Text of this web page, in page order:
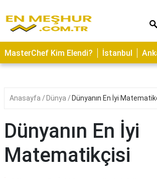
ASTROLOJİ
SAĞLIK
YERLER
BAKIMI
MasterChef Kim Elendi? İstanbul
Anasayfa Dünya Dünyanın En İyi
Dünyanın En İyi
Matematikçisi